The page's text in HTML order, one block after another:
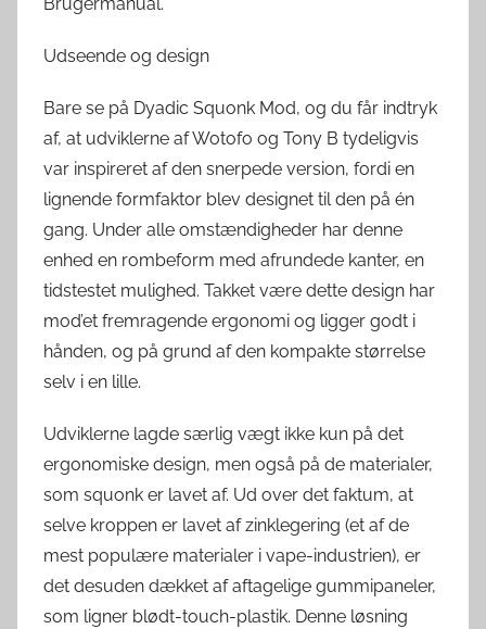
Udseende og design
Bare se på Dyadic Squonk Mod, og du får indtryk
af, at udviklerne af Wotofo og Tony B tydeligvis
var inspireret af den snerpede version, fordi en
lignende formfaktor blev designet til den på én
gang. Under alle omstændigheder har denne
enhed en rombeform med afrundede kanter, en
tidstestet mulighed. Takket være dette design har
mod’et fremragende ergonomi og ligger godt i
hånden, og på grund af den kompakte størrelse
selv i en lille.
Udviklerne lagde særlig vægt ikke kun på det
ergonomiske design, men også på de materialer,
som squonk er lavet af. Ud over det faktum, at
selve kroppen er lavet af zinklegering (et af de
mest populære materialer i vape-industrien), er
det desuden dækket af aftagelige gummipaneler,
som ligner blødt-touch-plastik. Denne løsning